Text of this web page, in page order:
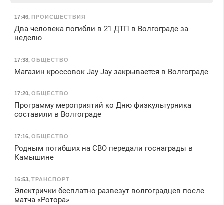
17:46, ПРОИСШЕСТВИЯ
Два человека погибли в 21 ДТП в Волгограде за
неделю
17:38, ОБЩЕСТВО
Магазин кроссовок Jay Jay закрывается в Волгограде
17:20, ОБЩЕСТВО
Программу мероприятий ко Дню физкультурника
составили в Волгограде
17:16, ОБЩЕСТВО
Родным погибших на СВО передали госнаграды в
Камышине
16:53, ТРАНСПОРТ
Электрички бесплатно развезут волгоградцев после
матча «Ротора»